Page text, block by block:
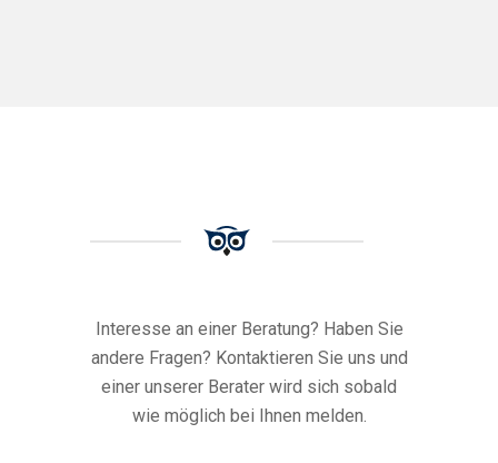
Interesse an einer Beratung? Haben Sie
andere Fragen? Kontaktieren Sie uns und
einer unserer Berater wird sich sobald
wie möglich bei Ihnen melden.